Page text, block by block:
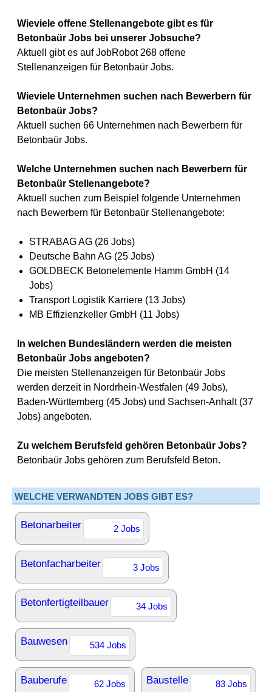
Wieviele offene Stellenangebote gibt es für
Betonbaür Jobs bei unserer Jobsuche?
Aktuell gibt es auf JobRobot 268 offene
Stellenanzeigen für Betonbaür Jobs.
Wieviele Unternehmen suchen nach Bewerbern für
Betonbaür Jobs?
Aktuell suchen 66 Unternehmen nach Bewerbern für
Betonbaür Jobs.
Welche Unternehmen suchen nach Bewerbern für
Betonbaür Stellenangebote?
Aktuell suchen zum Beispiel folgende Unternehmen
nach Bewerbern für Betonbaür Stellenangebote:
STRABAG AG (26 Jobs)
Deutsche Bahn AG (25 Jobs)
GOLDBECK Betonelemente Hamm GmbH (14
Jobs)
Transport Logistik Karriere (13 Jobs)
MB Effizienzkeller GmbH (11 Jobs)
In welchen Bundesländern werden die meisten
Betonbaür Jobs angeboten?
Die meisten Stellenanzeigen für Betonbaür Jobs
werden derzeit in Nordrhein-Westfalen (49 Jobs),
Baden-Württemberg (45 Jobs) und Sachsen-Anhalt (37
Jobs) angeboten.
Zu welchem Berufsfeld gehören Betonbaür Jobs?
Betonbaür Jobs gehören zum Berufsfeld Beton.
WELCHE VERWANDTEN JOBS GIBT ES?
Betonarbeiter 2 Jobs
Betonfacharbeiter 3 Jobs
Betonfertigteilbauer 34 Jobs
Bauwesen 534 Jobs
Bauberufe 62 Jobs Baustelle 83 Jobs